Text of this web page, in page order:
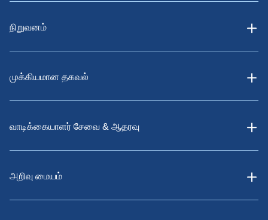
நிறுவனம்
முக்கியமான தகவல்
வாடிக்கையாளர் சேவை & ஆதரவு
அறிவு மையம்